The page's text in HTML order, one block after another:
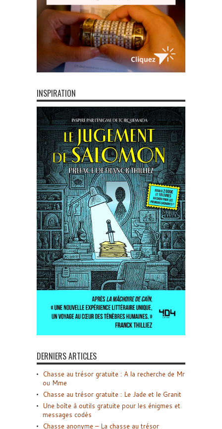
INSPIRATION
DERNIERS ARTICLES
Chasse au trésor gratuite : A la recherche de Mr
ou Mme
Chasse au trésor gratuite : Le Jade et le Granit
Une boîte à outils gratuite pour les énigmes et
messages codés
Chasse anonyme – La chasse au trésor